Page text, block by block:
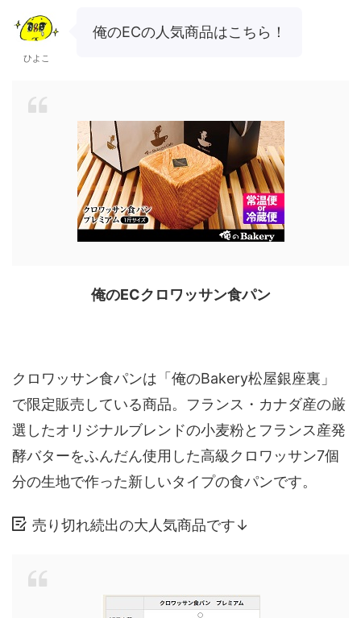
ひよこ
俺のECの人気商品はこちら！
俺のECクロワッサン食パン
クロワッサン食パンは「俺のBakery松屋銀座裏」
で限定販売している商品。フランス・カナダ産の厳
選したオリジナルブレンドの小麦粉とフランス産発
酵バターをふんだん使用した高級クロワッサン7個
分の生地で作った新しいタイプの食パンです。
売り切れ続出の大人気商品です↓